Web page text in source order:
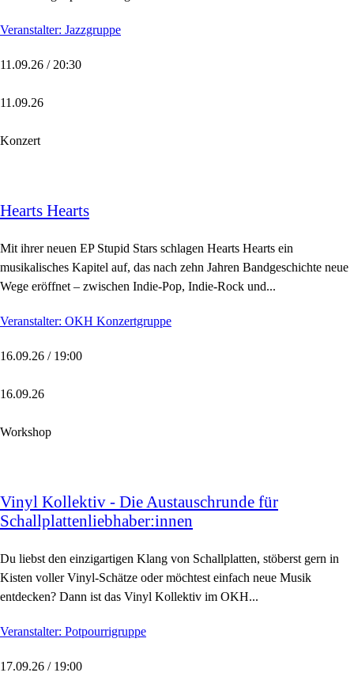
Veranstalter: Jazzgruppe
11.09.26 / 20:30
11.09.26
Konzert
Hearts Hearts
Mit ihrer neuen EP Stupid Stars schlagen Hearts Hearts ein
musikalisches Kapitel auf, das nach zehn Jahren Bandgeschichte neue
Wege eröffnet – zwischen Indie-Pop, Indie-Rock und...
Veranstalter: OKH Konzertgruppe
16.09.26 / 19:00
16.09.26
Workshop
Vinyl Kollektiv - Die Austauschrunde für
Schallplattenliebhaber:innen
Du liebst den einzigartigen Klang von Schallplatten, stöberst gern in
Kisten voller Vinyl-Schätze oder möchtest einfach neue Musik
entdecken? Dann ist das Vinyl Kollektiv im OKH...
Veranstalter: Potpourrigruppe
17.09.26 / 19:00